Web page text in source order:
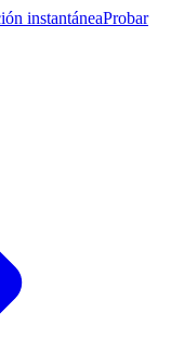
instantáneaProbar